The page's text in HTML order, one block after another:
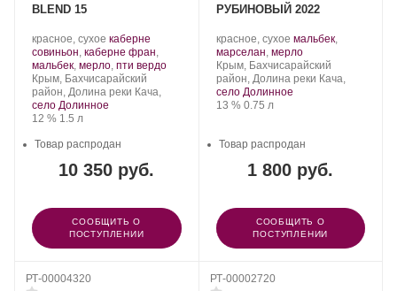
BLEND 15
Производитель:
Сатера/ESSE.
красное, сухое .
Сорт
винограда:
каберне
совиньон, каберне фран,
мальбек, мерло, пти вердо.
Регион:
Крым, Бахчисарайский
район, Долина реки Кача,
село Долинное
Крепость
12 %. Объем
1.5 л
10 350 руб.
Товар распродан
СООБЩИТЬ О
ПОСТУПЛЕНИИ
РУБИНОВЫЙ 2022
Производитель:
Сатера/ESSE.
красное, сухое .
Сорт
винограда:
мальбек,
марселан, мерло.
Регион:
Крым, Бахчисарайский
район, Долина реки Кача,
село Долинное
Крепость
13 %. Объем
0.75 л
1 800 руб.
Товар распродан
СООБЩИТЬ О
ПОСТУПЛЕНИИ
РТ-00004320 РТ-00002720